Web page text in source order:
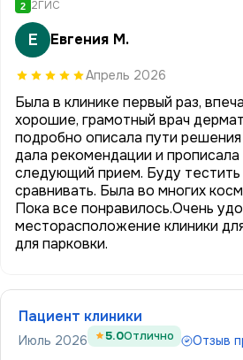
2 2ГИС
Е Евгения М.
Апрель 2026
Была в клинике первый раз,
хорошие, грамотный врач
подробно описала пути
дала рекомендации и прописала
следующий прием. Буду
сравнивать. Была во многих
Пока все понравилось.Очень
месторасположение клиники
для парковки.
Пациент клиники
Июль 2026 5.0Отлично Отзыв